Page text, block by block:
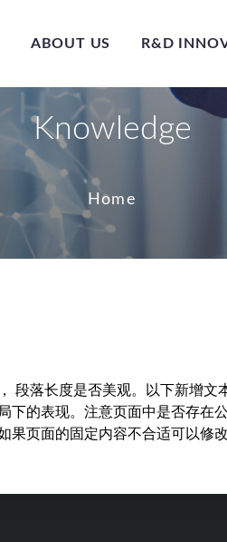
ABOUT US R&D
Knowledge
Home
段落长度是否美观。以下新增文
的表现。注意页面中是否存在公
果页面的固定内容不合适可以修